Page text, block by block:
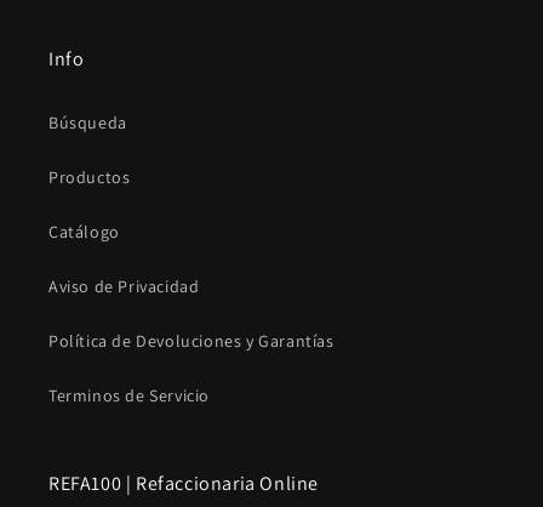
Info
Búsqueda
Productos
Catálogo
Aviso de Privacidad
Política de Devoluciones y Garantías
Terminos de Servicio
REFA100 | Refaccionaria Online